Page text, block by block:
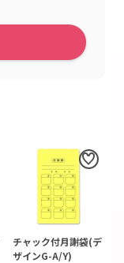
チャック付月謝袋(デ
ザインG-A/Y)